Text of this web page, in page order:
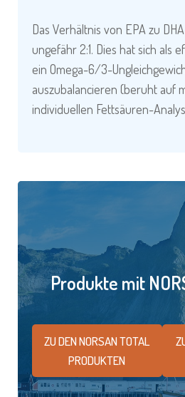
Das Verhältnis von EPA zu
ungefähr 2:1. Dies hat sich als
ein Omega-6/3-
auszubalancieren (beruht auf
individuellen Fettsäuren-
Produkte mit
ZU DEN NORSAN TOTAL
PRODUKTEN